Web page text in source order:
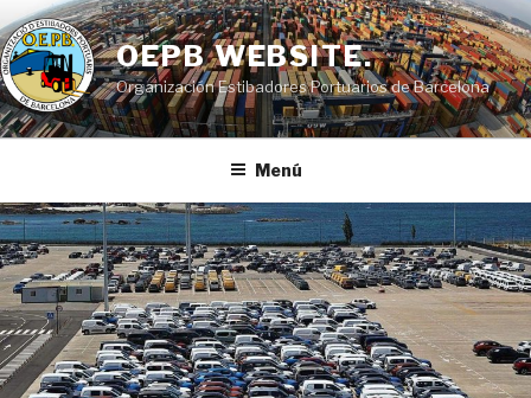
Saltar
al
contenido
OEPB WEBSITE.
Organización Estibadores Portuarios de Barcelona
Menú